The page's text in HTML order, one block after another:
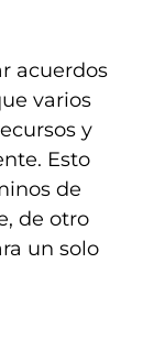
acuerdos
varios
y
Esto
de
de otro
un solo